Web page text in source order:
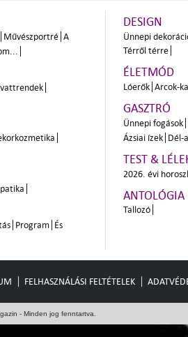
Művészportré A
Program És
DESIGN
Ünnepi
Térről térre
ÉLETMÓD
Lóerők Arcok-
GASZTRÓ
Ünnepi fogások
Ázsiai ízek Dél-
TEST &
2026. évi
ANTOLÓGIA
Tallozó
FELHASZNÁLÁSI FELTÉTELEK
- Minden jog fenntartva.